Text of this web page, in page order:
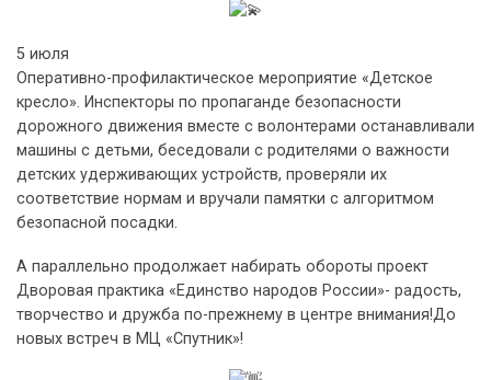
5 июля
Оперативно-профилактическое мероприятие «Детское
кресло». Инспекторы по пропаганде безопасности
дорожного движения вместе с волонтерами останавливали
машины с детьми, беседовали с родителями о важности
детских удерживающих устройств, проверяли их
соответствие нормам и вручали памятки с алгоритмом
безопасной посадки.
А параллельно продолжает набирать обороты проект
Дворовая практика «Единство народов России»- радость,
творчество и дружба по-прежнему в центре внимания!До
новых встреч в МЦ «Спутник»!